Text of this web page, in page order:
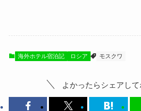
海外ホテル宿泊記 ロシア モスクワ
よかったらシェアして